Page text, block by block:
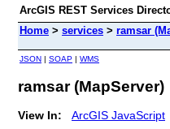
ArcGIS REST Services
Home > services > ramsar
JSON | SOAP | WMS
ramsar (MapServer)
View In: ArcGIS JavaScript